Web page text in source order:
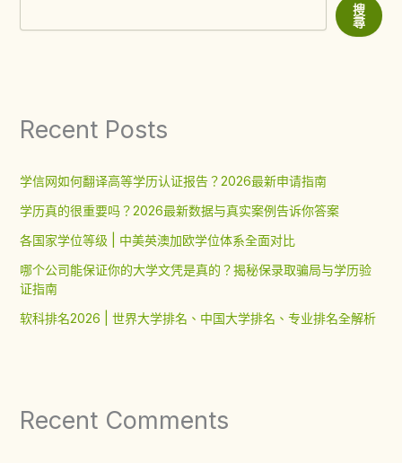
搜
尋
Recent Posts
学信网如何翻译高等学历认证报告？2026最新申请指南
学历真的很重要吗？2026最新数据与真实案例告诉你答案
各国家学位等级 | 中美英澳加欧学位体系全面对比
哪个公司能保证你的大学文凭是真的？揭秘保录取骗局与学历验
证指南
软科排名2026 | 世界大学排名、中国大学排名、专业排名全解析
Recent Comments